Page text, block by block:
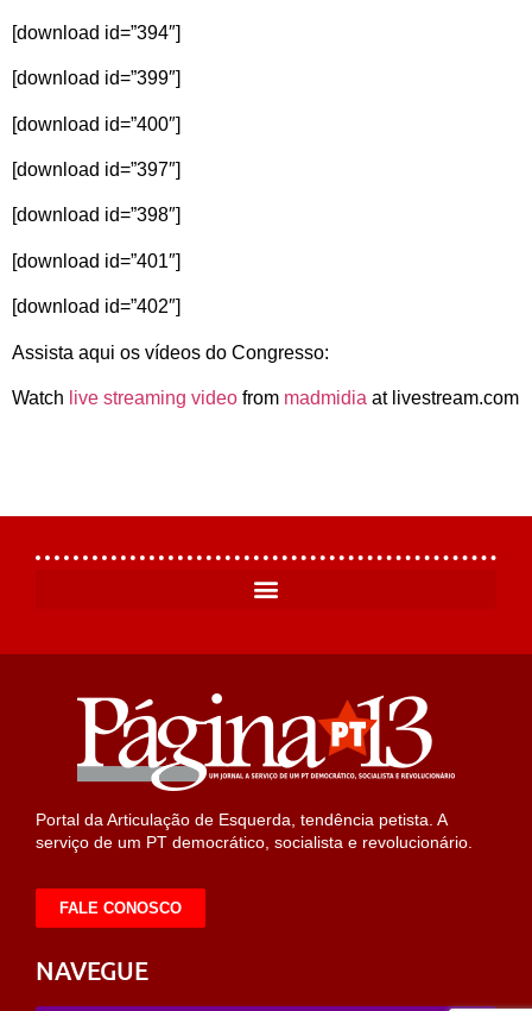
[download id=”394″]
[download id=”399″]
[download id=”400″]
[download id=”397″]
[download id=”398″]
[download id=”401″]
[download id=”402″]
Assista aqui os vídeos do Congresso:
Watch live streaming video from madmidia at livestream.com
Portal da Articulação de Esquerda, tendência petista. A
serviço de um PT democrático, socialista e revolucionário.
FALE CONOSCO
NAVEGUE